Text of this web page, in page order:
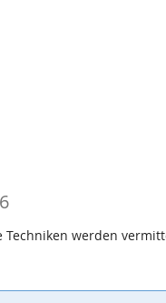
Techniken werden